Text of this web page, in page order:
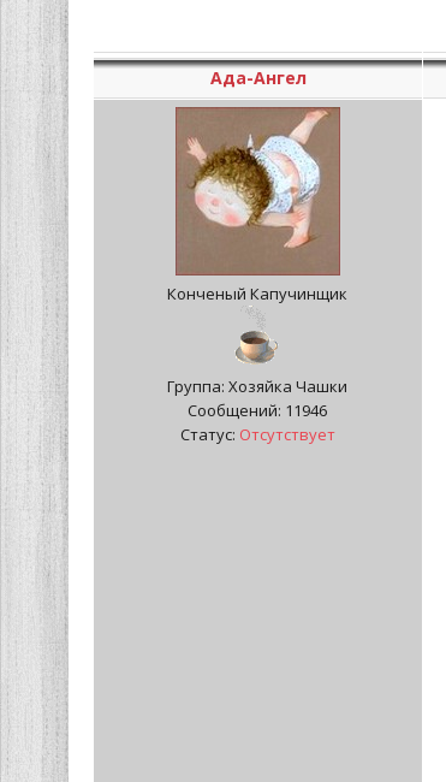
Ада-Ангел
Конченый Капучинщик
Группа: Хозяйка Чашки
Сообщений: 11946
Статус: Отсутствует